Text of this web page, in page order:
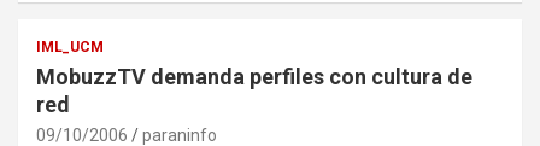
IML_UCM
MobuzzTV demanda perfiles con cultura de
red
09/10/2006 paraninfo